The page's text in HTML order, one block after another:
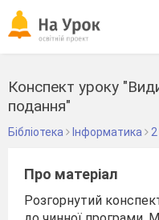
Конспект уроку
подання"
Бібліотека Інформатика
Про матеріал
Розгорнутий